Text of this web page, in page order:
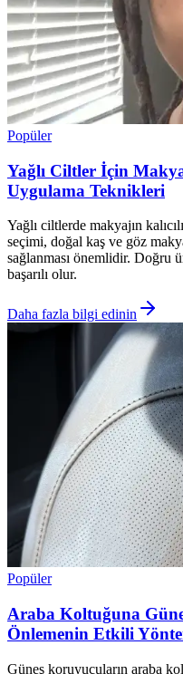
Popüler
Yağlı Ciltler İçin
Uygulama Teknikleri
Yağlı ciltlerde makyajın
seçimi, doğal kaş ve göz
sağlanması önemlidir. Doğru
başarılı olur.
Daha fazla bilgi edinin
Popüler
Araba Koltuğuna
Önlemenin Etkili
Güneş koruyucuların araba